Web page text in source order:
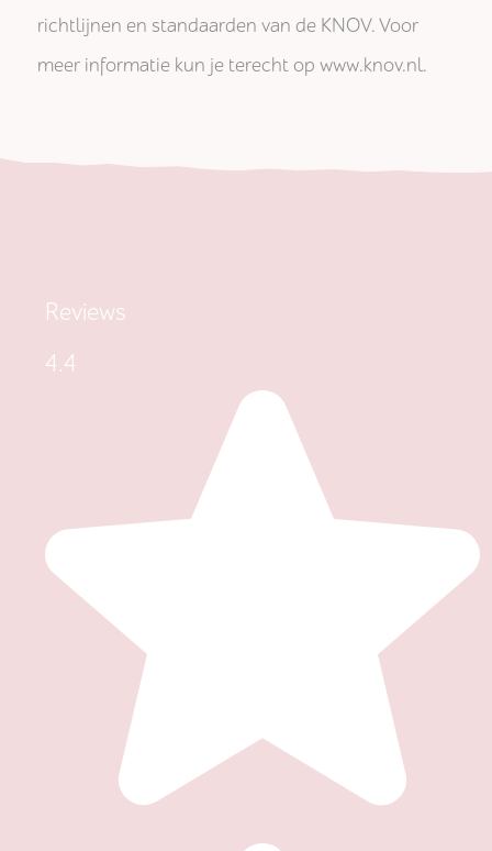
richtlijnen en standaarden van de KNOV. Voor
meer informatie kun je terecht op www.knov.nl.
Reviews
4.4